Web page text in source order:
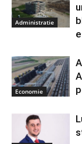
Administratie
Economie